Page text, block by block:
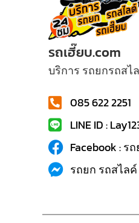
รถเฮี๊ยบ.com
บริการ รถยกรถสไ
085 622 2251
LINE ID :
Facebook : ร
รถยก รถสไลค์